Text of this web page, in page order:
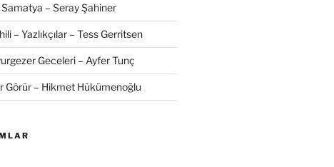
– Seray Şahiner
– Yazlıkçılar – Tess Gerritsen
Geceleri – Ayfer Tunç
Görür – Hikmet Hükümenoğlu